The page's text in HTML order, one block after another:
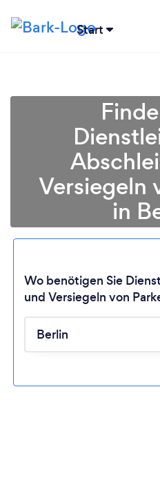
Start
Lädt
Bitte
Versiegeln
in
Wo benötigen Sie
und Versiegeln von